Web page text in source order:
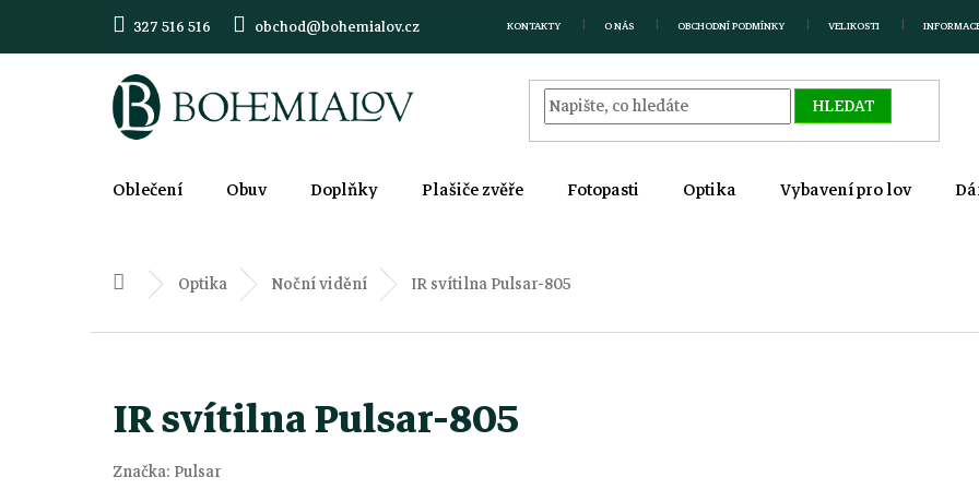
327 516 516 obchod@bohemialov.cz KONTAKTY O NÁS OBCHODNÍ PODMÍNKY VELIKOSTI
HLEDAT
Oblečení Obuv Doplňky Plašiče zvěře Fotopasti Optika Vybavení pro lov
Domů Optika Noční vidění IR svítilna Pulsar-805
IR svítilna Pulsar-805
Značka: Pulsar